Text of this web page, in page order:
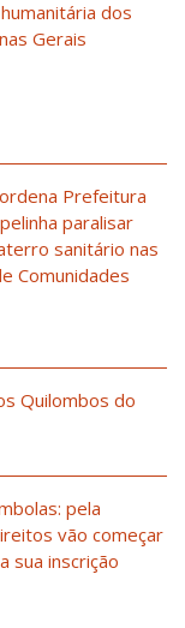
dos
Gerais
Prefeitura
paralisar
sanitário nas
Comunidades
Quilombos do
pela
vão começar
sua inscrição